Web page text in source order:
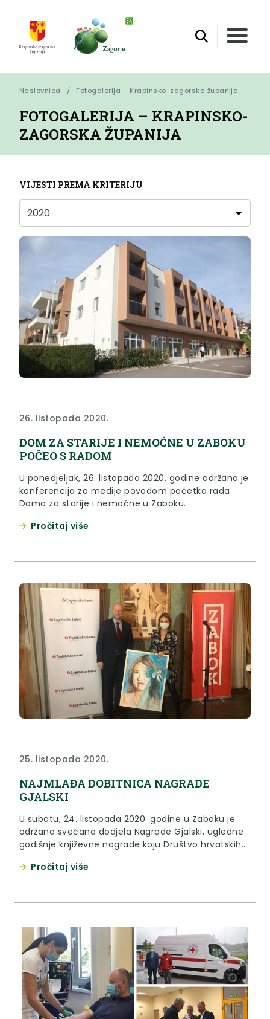
Naslovnica Fotogalerija – Krapinsko-zagorska županija
FOTOGALERIJA – KRAPINSKO-
ZAGORSKA ŽUPANIJA
VIJESTI PREMA KRITERIJU
26. listopada 2020.
DOM ZA STARIJE I NEMOĆNE U ZABOKU
POČEO S RADOM
U ponedjeljak, 26. listopada 2020. godine održana je
konferencija za medije povodom početka rada
Doma za starije i nemoćne u Zaboku.
Pročitaj više
25. listopada 2020.
NAJMLAĐA DOBITNICA NAGRADE
GJALSKI
U subotu, 24. listopada 2020. godine u Zaboku je
održana svečana dodjela Nagrade Gjalski, ugledne
godišnje književne nagrade koju Društvo hrvatskih
za najbolje prozno ostvarenje.
Pročitaj više